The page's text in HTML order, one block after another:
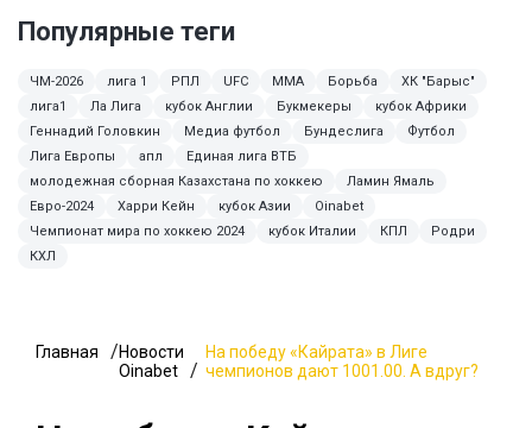
Популярные теги
ЧМ-2026 лига 1 РПЛ UFC MMA Борьба
ХК "Барыс"
лига1
Ла Лига кубок Англии Букмекеры
кубок Африки
Геннадий Головкин
Медиа футбол Бундеслига
Футбол
Лига Европы
апл
Единая лига ВТБ
молодежная сборная Казахстана по хоккею
Ламин Ямаль
Евро-2024
Харри Кейн кубок Азии
Oinabet
Чемпионат мира по хоккею 2024
кубок Италии КПЛ
Родри
КХЛ
Главная
Новости
Oinabet
На победу «Кайрата» в Лиге
чемпионов дают 1001.00. А вдруг?